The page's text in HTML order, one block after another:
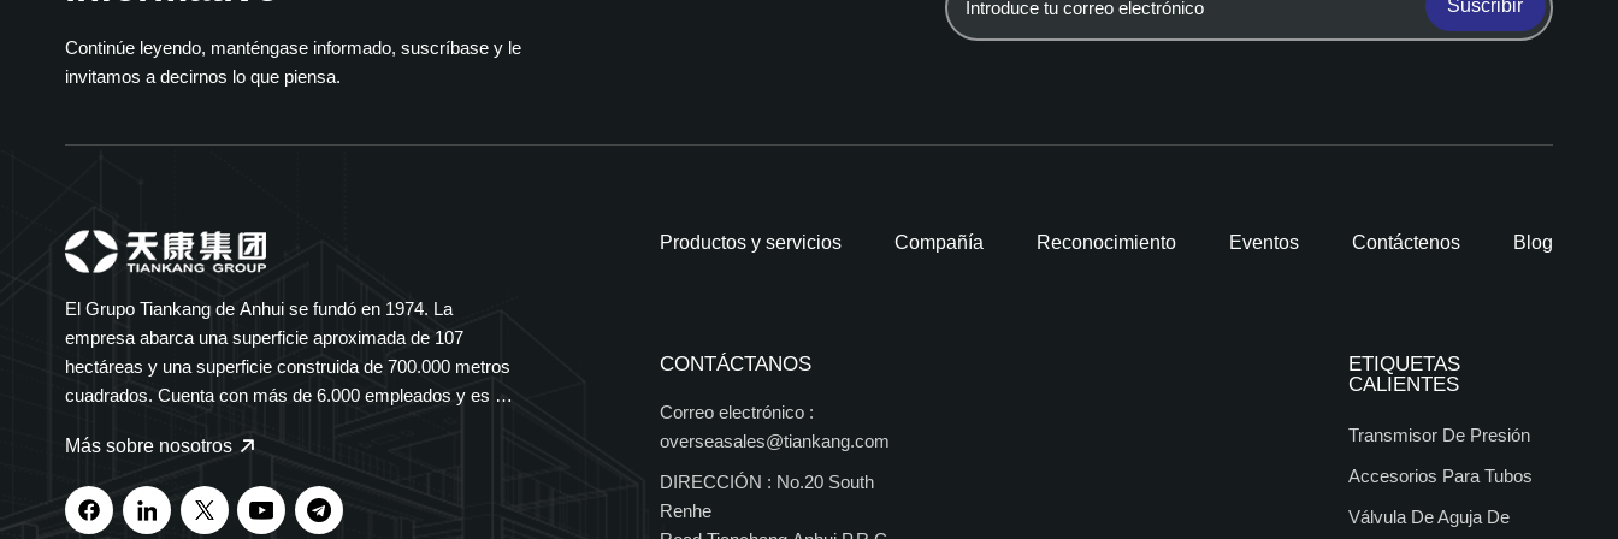
Continúe leyendo, manténgase informado, suscríbase y le
invitamos a decirnos lo que piensa.
Suscribir
El Grupo Tiankang de Anhui se fundó en 1974. La
empresa abarca una superficie aproximada de 107
hectáreas y una superficie construida de 700.000 metros
cuadrados. Cuenta con más de 6.000 empleados y es un
Grupo Tiankang se especializa en instrumentos y
medidores, cables ópticos, productos médicos y
farmacéuticos, equipos eléctricos inteligentes y bandejas
Más sobre nosotros
Productos y servicios Compañía Reconocimiento Eventos Contáctenos Blog
CONTÁCTANOS
Correo electrónico :
overseasales@tiankang.com
DIRECCIÓN : No.20 South
Renhe
ETIQUETAS
CALIENTES
Transmisor De Presión
Accesorios Para Tubos
Válvula De Aguja De